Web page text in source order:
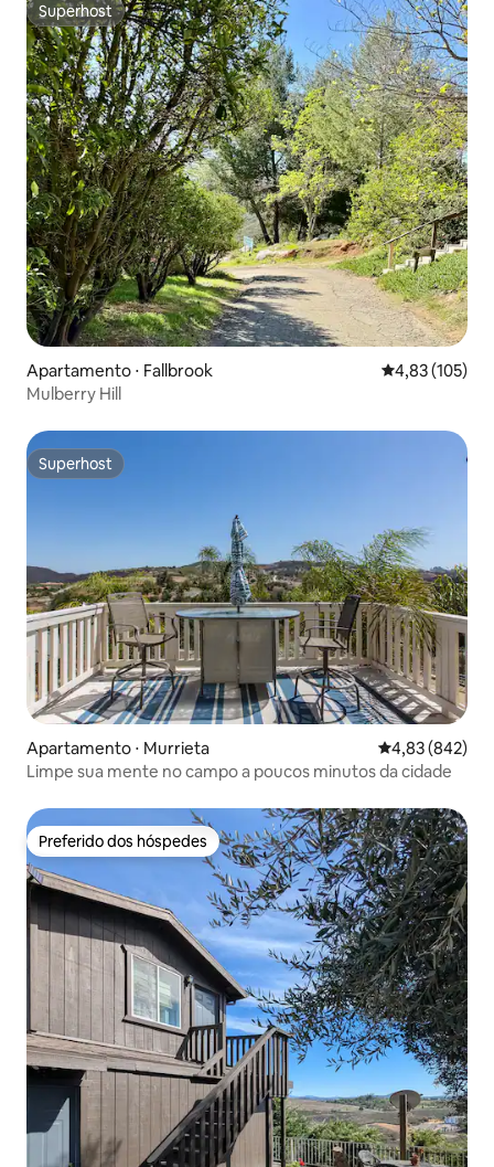
Superhost
Superhost
Apartamento ⋅ Fallbrook 4,83 de uma
4,83 (105)
Mulberry Hill
Superhost
Superhost
Apartamento ⋅ Murrieta 4,83 de uma
4,83 (842)
Limpe sua mente no campo a poucos minutos da cidade
Preferido dos hóspedes
Preferido dos hóspedes